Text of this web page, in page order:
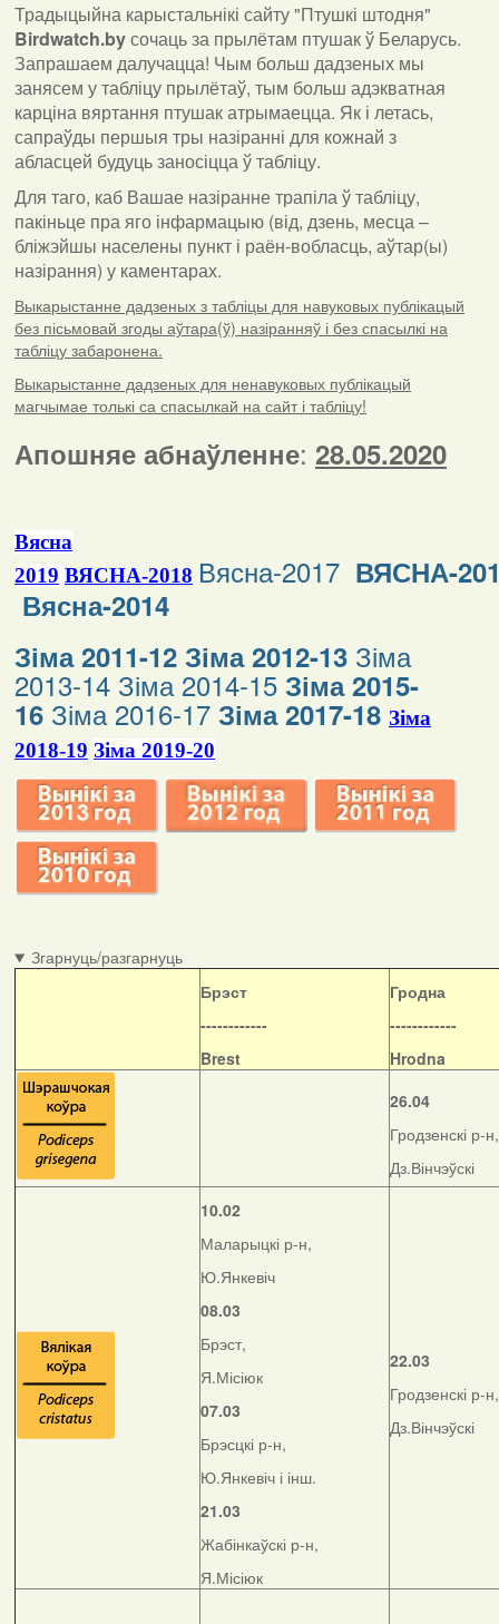
Традыцыйна карыстальнікі сайту "Птушкі штодня"
Birdwatch.byсочаць за прылётам птушак ў Беларусь.
Запрашаем далучацца! Чым больш дадзеных мы
занясем у табліцу прылётаў, тым больш адэкватная
карціна вяртання птушак атрымаецца. Як і летась,
сапраўды першыя тры назіранні для кожнай з
абласцей будуць заносіцца ў табліцу.
Для таго, каб Вашае назіранне трапіла ў табліцу,
пакіньце пра яго інфармацыю (від, дзень, месца –
бліжэйшы населены пункт і раён-вобласць, аўтар(ы)
назірання) у каментарах.
Выкарыстанне дадзеных з табліцы для навуковых публікацый
без пісьмовай згоды аўтара(ў) назіранняў і без спасылкі на
табліцу забаронена.
Выкарыстанне дадзеных для ненавуковых публікацый
магчымае толькі са спасылкай на сайт і табліцу!
Апошняе абнаўленне: 28.05.2020
Вясна
2019 ВЯСНА-2018 Вясна-2017 ВЯСНА-
Вясна-2014
Зіма 2011-12 Зіма 2012-13 Зіма
2013-14 Зіма 2014-15 Зіма 2015-
16 Зіма 2016-17 Зіма 2017-18 Зіма
2018-19 Зіма 2019-20
Згарнуць/разгарнуць
Брэст
------------
Brest
Гродна
------------
Hrodna
26.04
Гродзенскі р-н,
Дз.Вінчэўскі
10.02
Маларыцкі р-н,
Ю.Янкевіч
08.03
Брэст,
Я.Місіюк
07.03
Брэсцкі р-н,
Ю.Янкевіч і інш.
21.03
Жабінкаўскі р-н,
Я.Місіюк
22.03
Гродзенскі р-н,
Дз.Вінчэўскі